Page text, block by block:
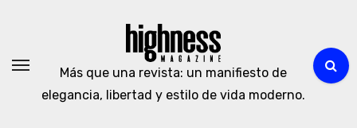
Más que una revista: un manifiesto de
elegancia, libertad y estilo de vida moderno.